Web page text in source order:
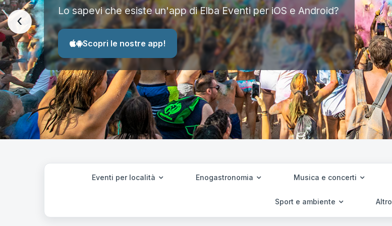
Lo sapevi che esiste un'app di Elba Eventi per iOS e Android?
Scopri le nostre app!
‹
Eventi per località Enogastronomia Musica e concerti
Sport e ambiente Altro